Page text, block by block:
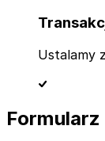
Ustalamy